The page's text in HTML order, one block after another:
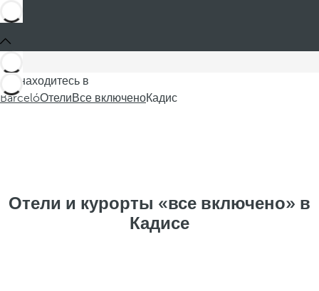
Вы находитесь в
BarcelóОтелиВсе включеноКадис
Отели и курорты «все включено» в
Кадисе